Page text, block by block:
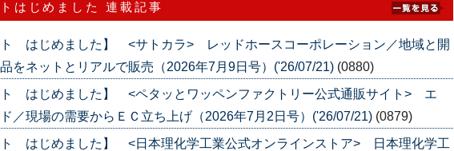
はじめました 連載記事
ト はじめました】 <サトカラ> レッドホースコーポレーション／地域と開
をネットとリアルで販売（2026年7月9日号）('26/07/21) (0880)
ト はじめました】 <ペタッとワッペンファクトリー公式通販サイト> エ
／現場の需要からＥＣ立ち上げ（2026年7月2日号）('26/07/21) (0879)
ト はじめました】 <日本理化学工業公式オンラインストア> 日本理化学工